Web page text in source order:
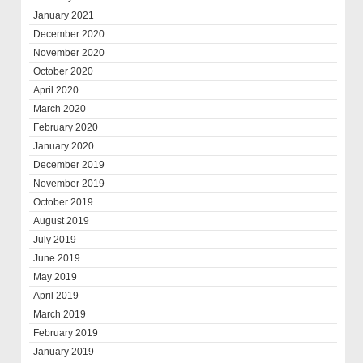
January 2021
December 2020
November 2020
October 2020
April 2020
March 2020
February 2020
January 2020
December 2019
November 2019
October 2019
August 2019
July 2019
June 2019
May 2019
April 2019
March 2019
February 2019
January 2019